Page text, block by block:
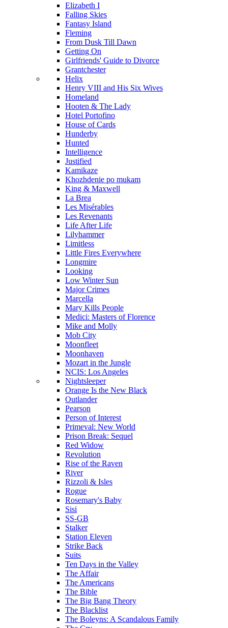
Elizabeth I
Falling Skies
Fantasy Island
Fleming
From Dusk Till Dawn
Getting On
Girlfriends' Guide to Divorce
Grantchester
Helix
Henry VIII and His Six Wives
Homeland
Hooten & The Lady
Hotel Portofino
House of Cards
Hunderby
Hunted
Intelligence
Justified
Kamikaze
Khozhdenie po mukam
King & Maxwell
La Brea
Les Misérables
Les Revenants
Life After Life
Lilyhammer
Limitless
Little Fires Everywhere
Longmire
Looking
Low Winter Sun
Major Crimes
Marcella
Mary Kills People
Medici: Masters of Florence
Mike and Molly
Mob City
Moonfleet
Moonhaven
Mozart in the Jungle
NCIS: Los Angeles
Nightsleeper
Orange Is the New Black
Outlander
Pearson
Person of Interest
Primeval: New World
Prison Break: Sequel
Red Widow
Revolution
Rise of the Raven
River
Rizzoli & Isles
Rogue
Rosemary's Baby
Sisi
SS-GB
Stalker
Station Eleven
Strike Back
Suits
Ten Days in the Valley
The Affair
The Americans
The Bible
The Big Bang Theory
The Blacklist
The Boleyns: A Scandalous Family